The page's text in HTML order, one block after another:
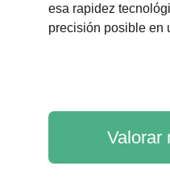
esa rapidez
precisión posible en
Valorar